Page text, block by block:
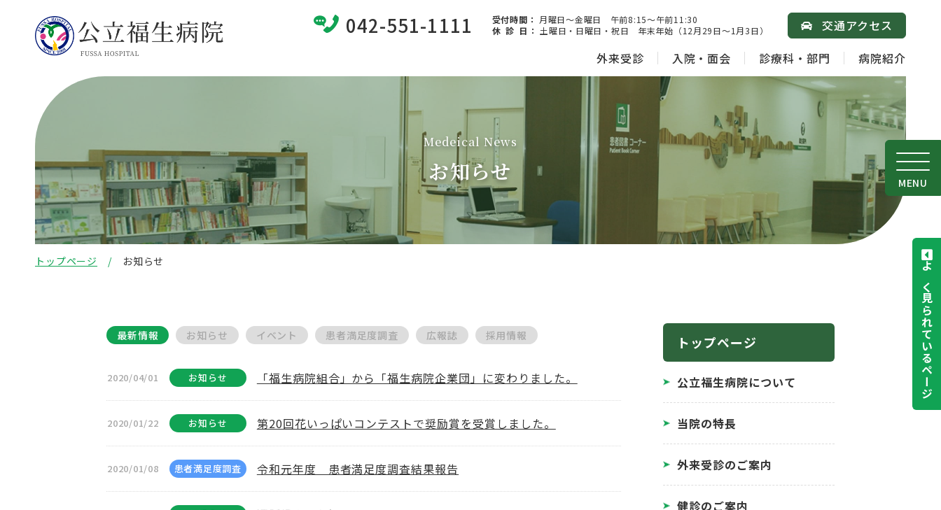
042-551-1111 受付時間： 月曜日～金曜日 午前8:15～午前11:30
休 診 日 ： 土曜日・日曜日・祝日 年末年始（12月29日～1月3日）
交通アクセス
外来受診
入院・面会 診療科・部門 病院紹介
MENU
よく見られているページ
Medeical News
お知らせ
トップページ お知らせ
最新情報 お知らせ イベント 患者満足度調査 広報誌 採用情報
2020/04/01 お知らせ 「福生病院組合」から「福生病院企業団」に変わりました。
2020/01/22 お知らせ 第20回花いっぱいコンテストで奨励賞を受賞しました。
2020/01/08 患者満足度調査 令和元年度 患者満足度調査結果報告
トップページ
公立福生病院について
当院の特長
外来受診のご案内
健診のご案内